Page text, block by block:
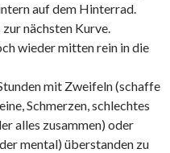
auf dem Hinterrad.
nächsten Kurve.
wieder mitten rein in die
mit Zweifeln (schaffe
Schmerzen, schlechtes
alles zusammen) oder
mental) überstanden zu